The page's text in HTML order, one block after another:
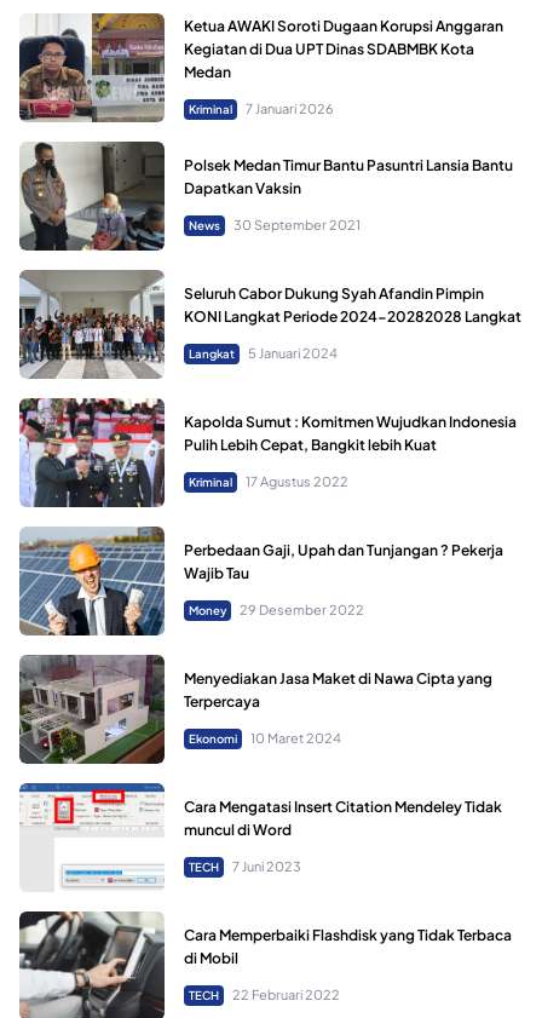
Ketua AWAKI Soroti Dugaan Korupsi Anggaran
Kegiatan di Dua UPT Dinas SDABMBK Kota
Medan
Kriminal 7 Januari 2026
Polsek Medan Timur Bantu Pasuntri Lansia Bantu
Dapatkan Vaksin
News 30 September 2021
Seluruh Cabor Dukung Syah Afandin Pimpin
KONI Langkat Periode 2024-20282028 Langkat
Langkat 5 Januari 2024
Kapolda Sumut : Komitmen Wujudkan Indonesia
Pulih Lebih Cepat, Bangkit lebih Kuat
Kriminal 17 Agustus 2022
Perbedaan Gaji, Upah dan Tunjangan ? Pekerja
Wajib Tau
Money 29 Desember 2022
Menyediakan Jasa Maket di Nawa Cipta yang
Terpercaya
Ekonomi 10 Maret 2024
Cara Mengatasi Insert Citation Mendeley Tidak
muncul di Word
TECH 7 Juni 2023
Cara Memperbaiki Flashdisk yang Tidak Terbaca
di Mobil
TECH 22 Februari 2022